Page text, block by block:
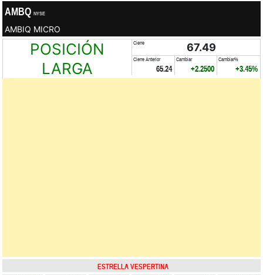
AMBQ NYSE
AMBIQ MICRO
POSICIÓN
LARGA
Cierre 67.49
Cierre Anterior
65.24
Cambiar
+2.2500
Cambiar%
+3.45%
ESTRELLA VESPERTINA